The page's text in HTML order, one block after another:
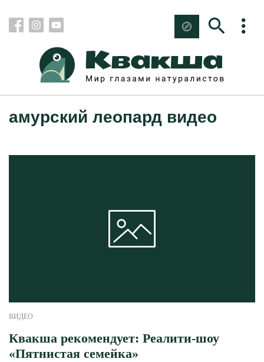
амурский леопард видео
ВИДЕО
Квакша рекомендует: Реалити-шоу
«Пятнистая семейка»